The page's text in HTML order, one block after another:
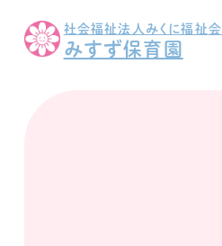
社会福祉法人みくに福祉会
みすず保育園